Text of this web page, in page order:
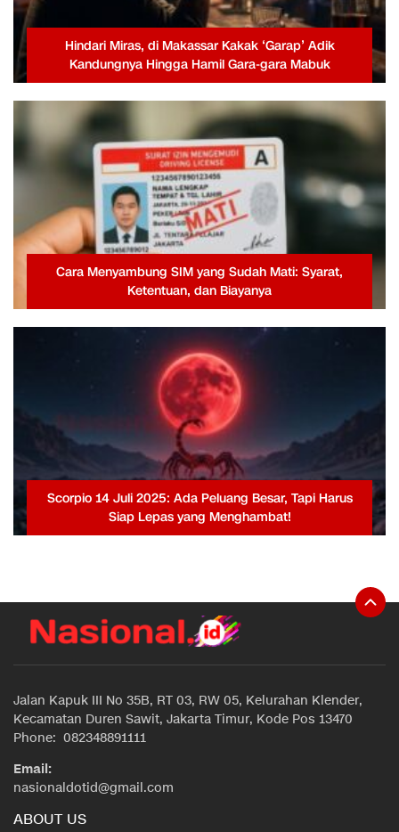
Hindari Miras, di Makassar Kakak ‘Garap’ Adik
Kandungnya Hingga Hamil Gara-gara Mabuk
Cara Menyambung SIM yang Sudah Mati: Syarat,
Ketentuan, dan Biayanya
Scorpio 14 Juli 2025: Ada Peluang Besar, Tapi Harus
Siap Lepas yang Menghambat!
Jalan Kapuk III No 35B, RT 03, RW 05, Kelurahan Klender,
Kecamatan Duren Sawit, Jakarta Timur, Kode Pos 13470
Phone: 082348891111
Email:
nasionaldotid@gmail.com
ABOUT US